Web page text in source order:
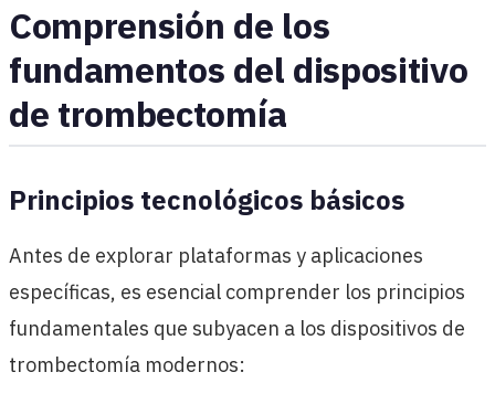
Comprensión de los
fundamentos del dispositivo
de trombectomía
Principios tecnológicos básicos
Antes de explorar plataformas y aplicaciones
específicas, es esencial comprender los principios
fundamentales que subyacen a los dispositivos de
trombectomía modernos: